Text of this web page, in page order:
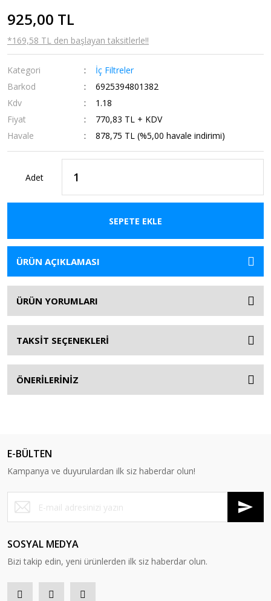
925,00 TL
*169,58 TL den başlayan taksitlerle!!
Kategori
İç Filtreler
Barkod
6925394801382
Kdv
1.18
Fiyat
770,83 TL + KDV
Havale
878,75 TL (%5,00 havale indirimi)
Adet
SEPETE EKLE
ÜRÜN AÇIKLAMASI
ÜRÜN YORUMLARI
TAKSİT SEÇENEKLERİ
ÖNERİLERİNİZ
E-BÜLTEN
Kampanya ve duyurulardan ilk siz haberdar olun!
SOSYAL MEDYA
Bizi takip edin, yeni ürünlerden ilk siz haberdar olun.